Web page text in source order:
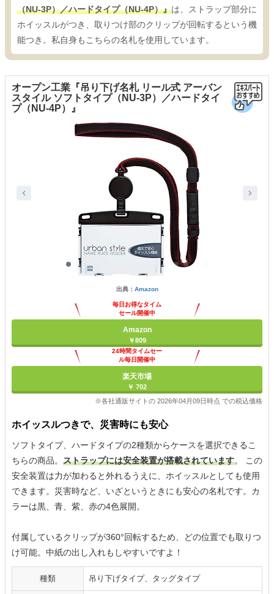
（NU-3P）／ハードタイプ（NU-4P）』は、ストラップ部分に
ホイッスルがつき、取りつけ部のクリップが回転するという機
能つき。私自身もこちらの名札を使用しています。
オープン工業『吊り下げ名札 リール式 アーバン
スタイル ソフトタイプ（NU-3P）／ハードタイ
プ（NU-4P）』
出典： Amazon
毎日お得なタイム
セール開催中
Amazon
￥809
24時間タイムセー
ル毎日開催中
楽天市場
￥ 702
※各社通販サイトの 2026年04月09日時点 での税込価格
ホイッスルつきで、災害時にも安心
ソフトタイプ、ハードタイプの2種類からケースを選択できるこ
ちらの商品。 ストラップには安全装置が搭載されています。 この
安全装置は力が加わると外れるうえに、ホイッスルとしても使用
できます。災害時など、いざというときにも安心の名札です。カ
ラーは黒、青、紫、赤の4色展開。
付属しているクリップが360°回転するため、どの位置でも取りつ
け可能。中紙の出し入れもしやすいですよ！
種類 吊り下げタイプ、タッグタイプ